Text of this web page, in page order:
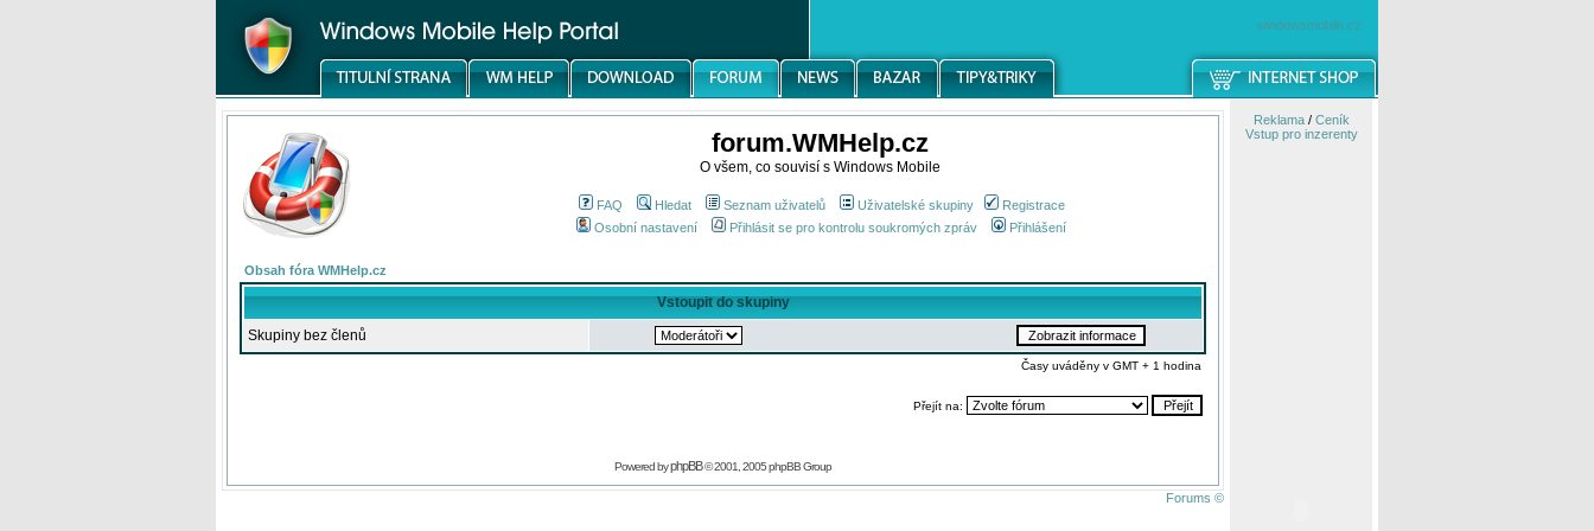
windowsmobile.cz
forum.WMHelp.cz
O všem, co souvisí s Windows Mobile
FAQ Hledat Seznam uživatelů Uživatelské skupiny
Registrace
Osobní nastavení
Přihlásit se pro kontrolu soukromých zpráv Přihlášení
Obsah fóra WMHelp.cz
Vstoupit do skupiny
Skupiny bez členů
Časy uváděny v GMT + 1 hodina
Přejít na:
Powered byphpBB© 2001, 2005 phpBB Group
Forums ©
Reklama/ Ceník
Vstup pro inzerenty